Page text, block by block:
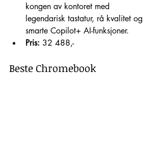
kongen av kontoret med
legendarisk tastatur, rå kvalitet og
smarte Copilot+ AI-funksjoner.
Pris: 32 488,-
Beste Chromebook